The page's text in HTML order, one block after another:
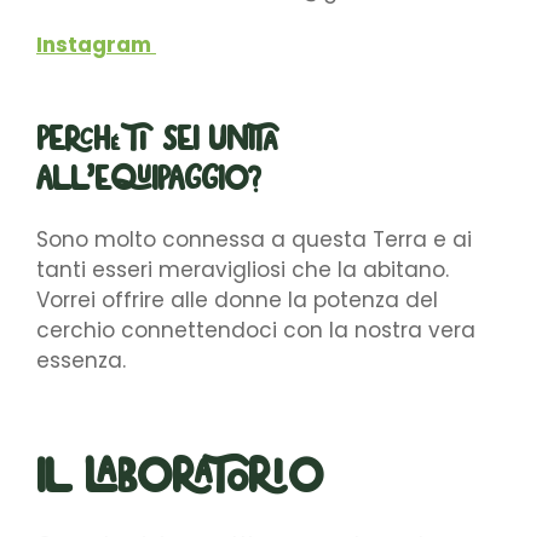
Instagram
Perché ti sei unita
all’equipaggio?
Sono molto connessa a questa Terra e ai
tanti esseri meravigliosi che la abitano.
Vorrei offrire alle donne la potenza del
cerchio connettendoci con la nostra vera
essenza.
Il laboratorio